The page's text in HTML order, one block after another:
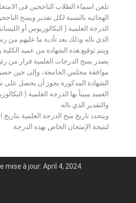
تلعن اسماء الطلاب الناجحين فى
الهجائيه بالنسبة لكل تقدير ويمنح
الدرجة العلمية ( البكالوريوس أو
الذي ناله وذلك بعد تأدية ما عليهم من
ويتم توقيع هذه الشهادة من عميد
يصدر بمنح الدرجات العلمية قرار من
موافقة مجلس الجامعة، وإلى حين
الشهادة المذكورة يجوز أن يحصل على
العميد مبيناً بها الدرجة العلمية (
والتقدير الذي ناله.
ويتحدد تاريخ منح الدرجة العلمية
لنتيجة الإمتحان الخاص بهذه الدرجة.
mise à jour: April 4, 2024